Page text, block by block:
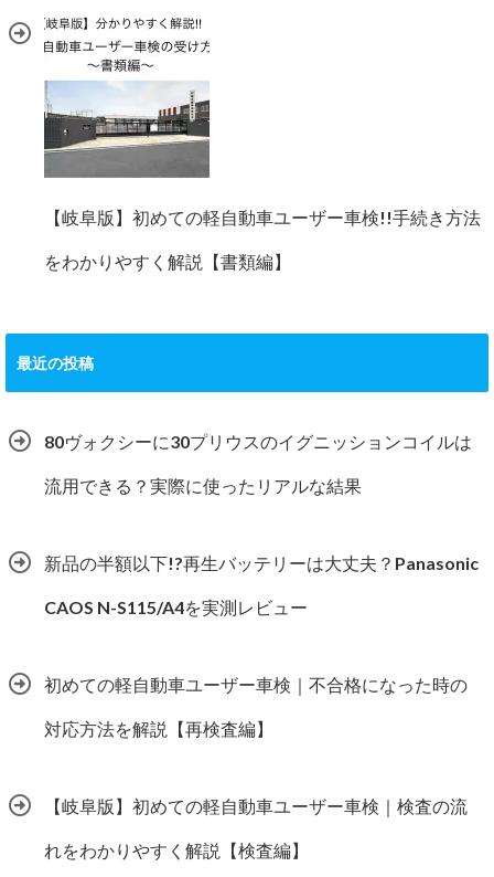
【岐阜版】初めての軽自動車ユーザー車検!!手続き方法
をわかりやすく解説【書類編】
最近の投稿
80ヴォクシーに30プリウスのイグニッションコイルは
流用できる？実際に使ったリアルな結果
新品の半額以下!?再生バッテリーは大丈夫？Panasonic
CAOS N-S115/A4を実測レビュー
初めての軽自動車ユーザー車検｜不合格になった時の
対応方法を解説【再検査編】
【岐阜版】初めての軽自動車ユーザー車検｜検査の流
れをわかりやすく解説【検査編】